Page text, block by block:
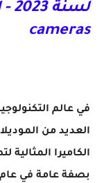
لسنة 2023 -
cameras
في عالم
العديد من